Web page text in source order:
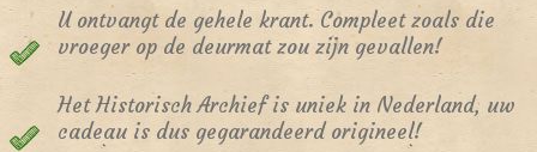
U ontvangt de gehele krant. Compleet zoals die
vroeger op de deurmat zou zijn gevallen!
Het Historisch Archief is uniek in Nederland, uw
cadeau is dus gegarandeerd origineel!